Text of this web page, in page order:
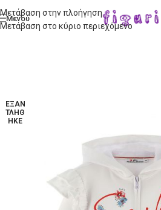
Μετάβαση στην πλοήγηση
Μετάβαση στο κύριο περιεχόμενο
Μενού
ΕΞΑΝ
ΤΛΉΘ
ΗΚΕ